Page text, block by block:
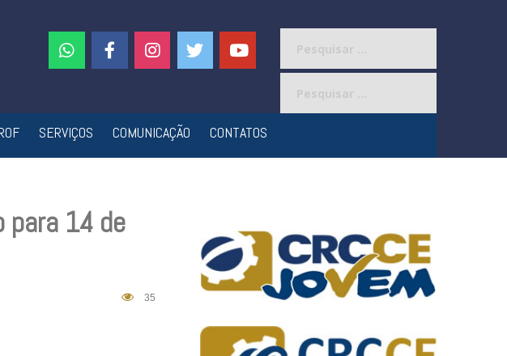
SERVIÇOS COMUNICAÇÃO CONTATOS
para 14 de
35